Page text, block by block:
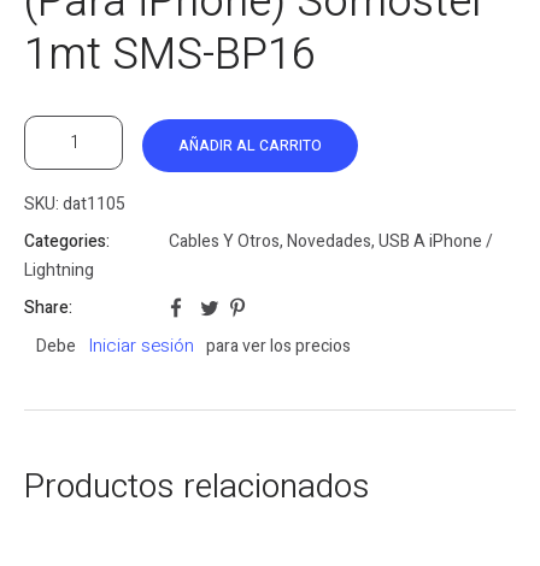
1mt SMS-BP16
AÑADIR AL CARRITO
SKU:dat1105
Categories:
Cables Y Otros,Novedades,USB A iPhone /
Lightning
Share:
Debe
Iniciar sesión para ver los precios
Productos relacionados